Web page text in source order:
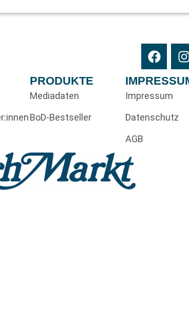
PRODUKTE
Mediadaten
BoD-Bestseller
Impressum
Datenschutz
AGB